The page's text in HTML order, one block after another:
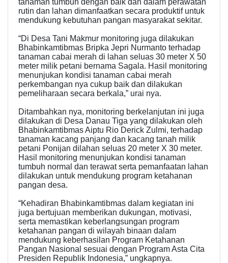
tanaman tumbuh dengan baik dan dalam perawatan
rutin dan lahan dimanfaatkan secara produktif untuk
mendukung kebutuhan pangan masyarakat sekitar.
“Di Desa Tani Makmur monitoring juga dilakukan
Bhabinkamtibmas Bripka Jepri Nurmanto terhadap
tanaman cabai merah di lahan seluas 30 meter X 50
meter milik petani bernama Sagala. Hasil monitoring
menunjukan kondisi tanaman cabai merah
perkembangan nya cukup baik dan dilakukan
pemeliharaan secara berkala,” urai nya.
Ditambahkan nya, monitoring berkelanjutan ini juga
dilakukan di Desa Danau Tiga yang dilakukan oleh
Bhabinkamtibmas Aiptu Rio Derick Zulmi, terhadap
tanaman kacang panjang dan kacang tanah milik
petani Ponijan dilahan seluas 20 meter X 30 meter.
Hasil monitoring menunjukan kondisi tanaman
tumbuh normal dan terawat serta pemanfaatan lahan
dilakukan untuk mendukung program ketahanan
pangan desa.
“Kehadiran Bhabinkamtibmas dalam kegiatan ini
juga bertujuan memberikan dukungan, motivasi,
serta memastikan keberlangsungan program
ketahanan pangan di wilayah binaan dalam
mendukung keberhasilan Program Ketahanan
Pangan Nasional sesuai dengan Program Asta Cita
Presiden Republik Indonesia,” ungkapnya.